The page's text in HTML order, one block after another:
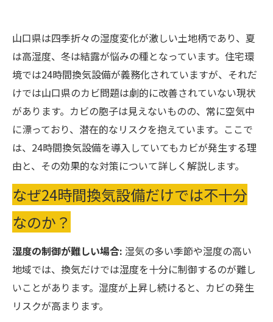
山口県は四季折々の湿度変化が激しい土地柄であり、夏
は高湿度、冬は結露が悩みの種となっています。住宅環
境では24時間換気設備が義務化されていますが、それだ
けでは山口県のカビ問題は劇的に改善されていない現状
があります。カビの胞子は見えないものの、常に空気中
に漂っており、潜在的なリスクを抱えています。ここで
は、24時間換気設備を導入していてもカビが発生する理
由と、その効果的な対策について詳しく解説します。
なぜ24時間換気設備だけでは不十分
なのか？
湿度の制御が難しい場合: 湿気の多い季節や湿度の高い
地域では、換気だけでは湿度を十分に制御するのが難し
いことがあります。湿度が上昇し続けると、カビの発生
リスクが高まります。